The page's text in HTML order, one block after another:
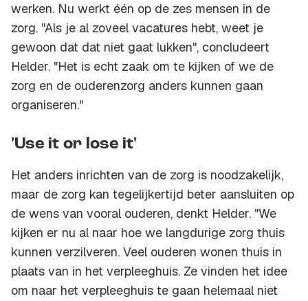
werken. Nu werkt één op de zes mensen in de
zorg. "Als je al zoveel vacatures hebt, weet je
gewoon dat dat niet gaat lukken", concludeert
Helder. "Het is echt zaak om te kijken of we de
zorg en de ouderenzorg anders kunnen gaan
organiseren."
'Use it or lose it'
Het anders inrichten van de zorg is noodzakelijk,
maar de zorg kan tegelijkertijd beter aansluiten op
de wens van vooral ouderen, denkt Helder. "We
kijken er nu al naar hoe we langdurige zorg thuis
kunnen verzilveren. Veel ouderen wonen thuis in
plaats van in het verpleeghuis. Ze vinden het idee
om naar het verpleeghuis te gaan helemaal niet